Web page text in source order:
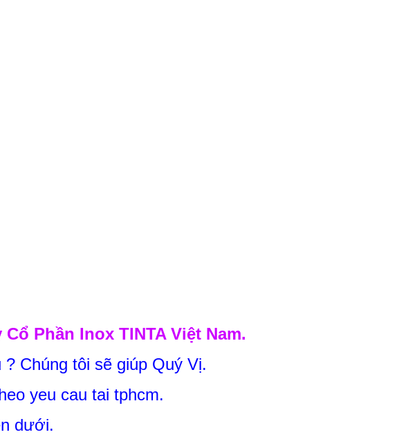
Phần Inox TINTA Việt Nam.
Chúng tôi sẽ giúp Quý Vị.
yeu cau tai tphcm.
dưới.